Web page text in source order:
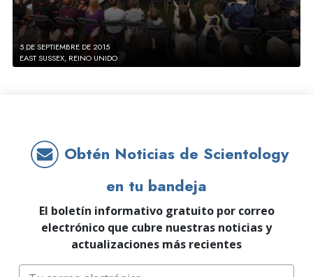
5 DE SEPTIEMBRE DE 2015
EAST SUSSEX, REINO UNIDO
Obtén Noticias de Scientology
en tu bandeja
El boletín informativo gratuito por correo
electrónico que cubre nuestras noticias y
actualizaciones más recientes